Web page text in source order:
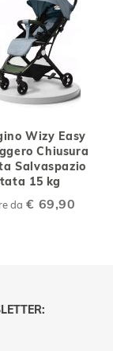
Wizy Easy
Chiusura
Salvaspazio
15 kg
da € 69,90